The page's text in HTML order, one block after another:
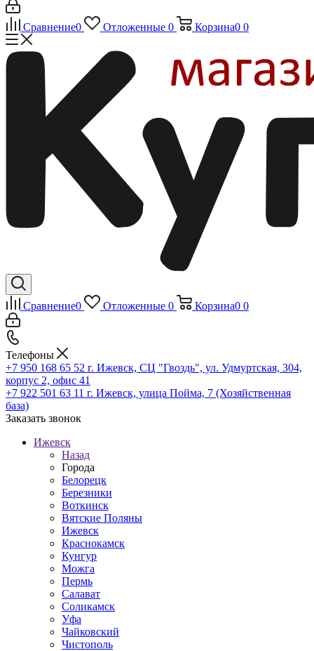
Сравнение0 Отложенные 0 Корзина0 0
Сравнение0 Отложенные 0 Корзина0 0
Телефоны
+7 950 168 65 52 г. Ижевск, СЦ "Гвоздь", ул. Удмуртская, 304,
корпус 2, офис 41
+7 922 501 63 11 г. Ижевск, улица Пойма, 7 (Хозяйственная
база)
Заказать звонок
Ижевск
Назад
Города
Белорецк
Березники
Воткинск
Вятские Поляны
Ижевск
Краснокамск
Кунгур
Можга
Пермь
Салават
Соликамск
Уфа
Чайковский
Чистополь